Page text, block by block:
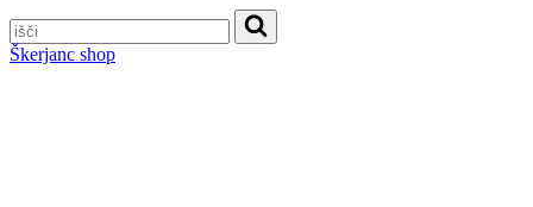
Škerjanc shop